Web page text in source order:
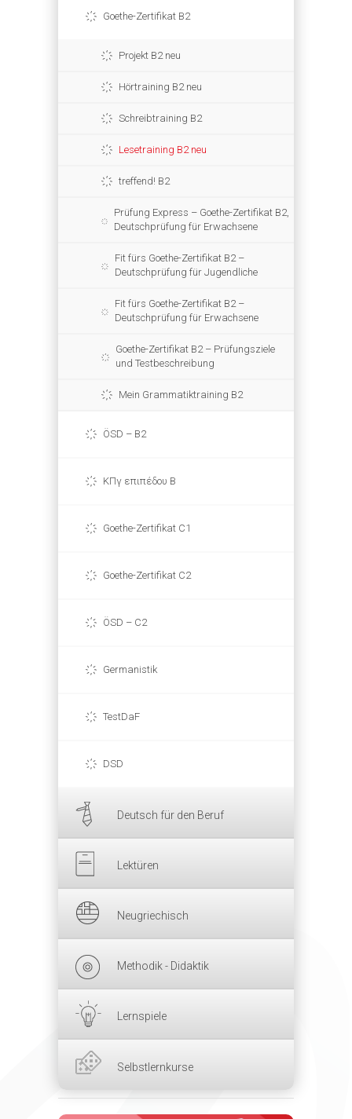
Goethe-Zertifikat B2
Projekt B2 neu
Hörtraining B2 neu
Schreibtraining B2
Lesetraining B2 neu
treffend! B2
Prüfung Express – Goethe-Zertifikat B2,
Deutschprüfung für Erwachsene
Fit fürs Goethe-Zertifikat B2 –
Deutschprüfung für Jugendliche
Fit fürs Goethe-Zertifikat B2 –
Deutschprüfung für Erwachsene
Goethe-Zertifikat B2 – Prüfungsziele
und Testbeschreibung
Mein Grammatiktraining B2
ÖSD – B2
ΚΠγ επιπέδου Β
Goethe-Zertifikat C1
Goethe-Zertifikat C2
ÖSD – C2
Germanistik
TestDaF
DSD
Deutsch für den Beruf
Lektüren
Neugriechisch
Methodik - Didaktik
Lernspiele
Selbstlernkurse